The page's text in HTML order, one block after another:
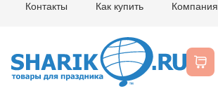
Контакты Как купить Компания
Расширенный поиск
Шары латексные
1502-2347